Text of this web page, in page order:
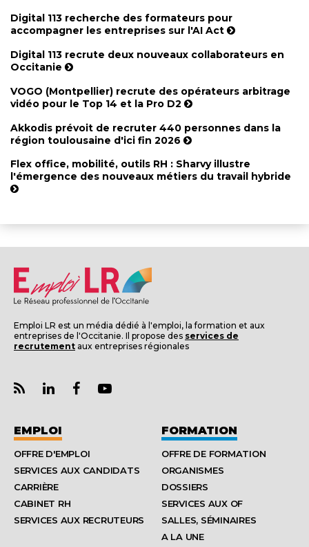
Digital 113 recherche des formateurs pour
accompagner les entreprises sur l'AI Act
Digital 113 recrute deux nouveaux collaborateurs en
Occitanie
VOGO (Montpellier) recrute des opérateurs arbitrage
vidéo pour le Top 14 et la Pro D2
Akkodis prévoit de recruter 440 personnes dans la
région toulousaine d'ici fin 2026
Flex office, mobilité, outils RH : Sharvy illustre
l'émergence des nouveaux métiers du travail hybride
Emploi LR est un média dédié à l'emploi, la formation et aux
entreprises de l'Occitanie. Il propose des services de
recrutement aux entreprises régionales
EMPLOI
OFFRE D'EMPLOI
SERVICES AUX CANDIDATS
CARRIÈRE
CABINET RH
SERVICES AUX RECRUTEURS
FORMATION
OFFRE DE FORMATION
ORGANISMES
DOSSIERS
SERVICES AUX OF
SALLES, SÉMINAIRES
A LA UNE